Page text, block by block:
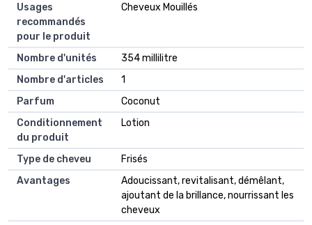
Usages
recommandés
pour le produit
Cheveux Mouillés
Nombre d'unités
354 millilitre
Nombre d'articles
1
Parfum
Coconut
Conditionnement
du produit
Lotion
Type de cheveu
Frisés
Avantages
Adoucissant, revitalisant, démêlant,
ajoutant de la brillance, nourrissant les
cheveux